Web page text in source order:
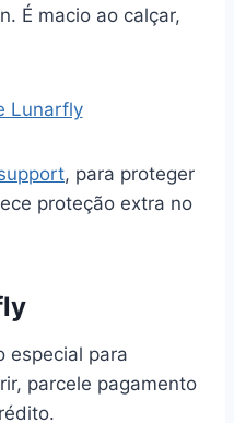
É macio ao calçar,
, para proteger
proteção extra no
especial para
parcele pagamento